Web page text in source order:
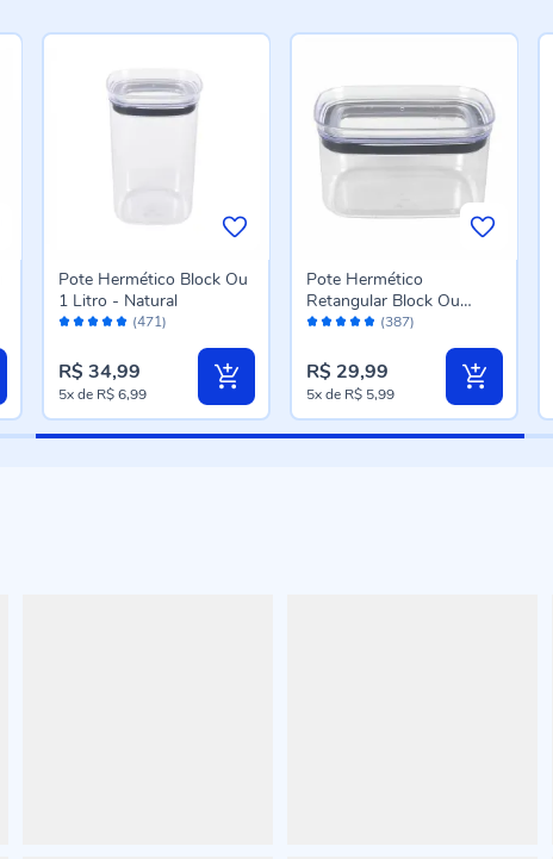
Avaliação: (471)
Pote Hermético Block Ou
1 Litro - Natural
R$ 34,99
5xde R$ 6,99
Avaliação: (387)
Pote Hermético
Retangular Block Ou
650Ml - Natural
R$ 29,99
5xde R$ 5,99